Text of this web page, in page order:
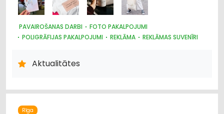
PAVAIROŠANAS DARBI
FOTO PAKALPOJUMI
POLIGRĀFIJAS PAKALPOJUMI
REKLĀMA
REKLĀMAS SUVENĪRI
PAVAIROŠANAS TEHNIKA
Aktualitātes
Rīga